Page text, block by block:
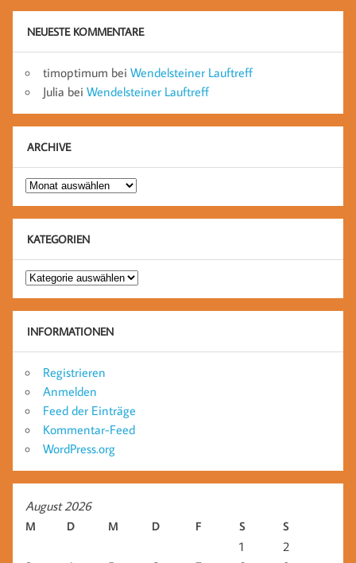
NEUESTE KOMMENTARE
timoptimum bei Wendelsteiner Lauftreff
Julia bei Wendelsteiner Lauftreff
ARCHIVE
Archive
KATEGORIEN
Kategorien
INFORMATIONEN
Registrieren
Anmelden
Feed der Einträge
Kommentar-Feed
WordPress.org
August 2026
M D M D F S S
1
2